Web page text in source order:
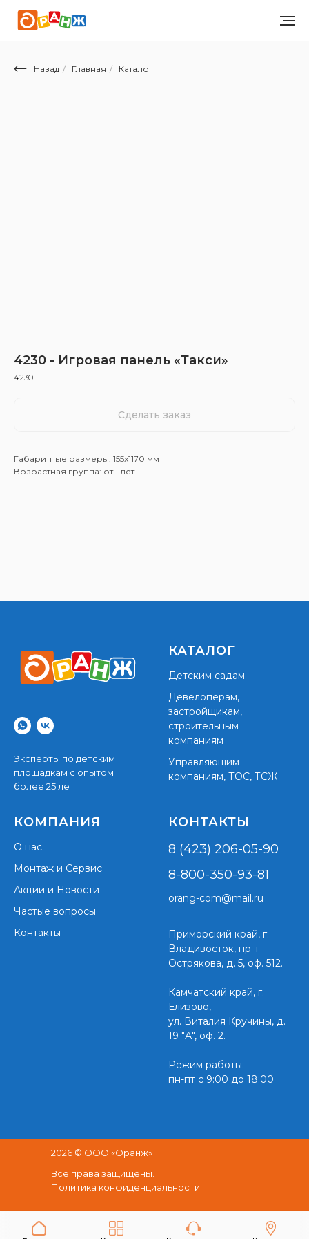
Назад / Главная / Каталог
4230 - Игровая панель «Такси»
4230
Сделать заказ
Габаритные размеры: 155x1170 мм
Возрастная группа: от 1 лет
Эксперты по детским
площадкам с опытом
более 25 лет
КАТАЛОГ
Детским садам
Девелоперам,
застройщикам,
строительным
компаниям
Управляющим
компаниям, ТОС, ТСЖ
КОМПАНИЯ
О нас
Монтаж и Сервис
Акции и Новости
Частые вопросы
Контакты
КОНТАКТЫ
8 (423) 206-05-90
8-800-350-93-81
orang-com@mail.ru
Приморский край, г.
Владивосток, пр-т
Острякова, д. 5, оф. 512.
Камчатский край, г.
Елизово,
ул. Виталия Кручины, д.
19 "А", оф. 2.
Режим работы:
пн-пт с 9:00 до 18:00
2026 © ООО «Оранж»
Все права защищены.
Политика конфиденциальности
Разработка и продвижение сайта -
Concept Lab